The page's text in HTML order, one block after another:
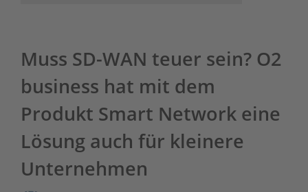
Muss SD-WAN teuer sein? O2
business hat mit dem
Produkt Smart Network eine
Lösung auch für kleinere
Unternehmen